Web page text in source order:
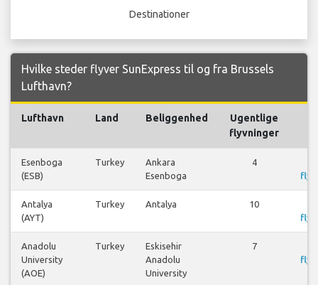
Destinationer
Hvilke steder flyver SunExpress til og fra Brussels
Lufthavn?
Lufthavn Land Beliggenhed
Ugentlige
flyvninger
Esenboga
(ESB)
Turkey
Ankara
Esenboga
4
Antalya
(AYT)
Turkey Antalya 10
Anadolu
University
(AOE)
Turkey
Eskisehir
Anadolu
University
7